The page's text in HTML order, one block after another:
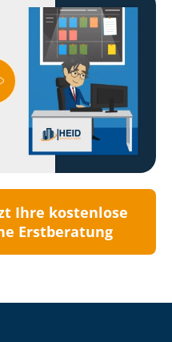
Ihre kostenlose
Erstberatung